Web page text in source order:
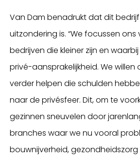
Van Dam benadrukt dat dit
uitzondering is. “We focussen
bedrijven die kleiner zijn en
privé-aansprakelijkheid. We
verder helpen die schulden
naar de privésfeer. Dit, om te
gezinnen sneuvelen door
branches waar we nu vooral
bouwnijverheid, gezondheidszorg